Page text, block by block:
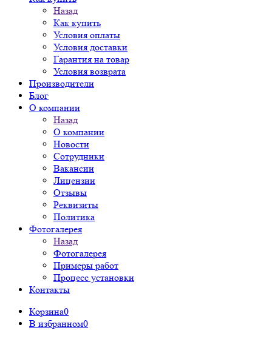
Назад
Как купить
Условия оплаты
Условия доставки
Гарантия на товар
Условия возврата
Производители
Блог
О компании
Назад
О компании
Новости
Сотрудники
Вакансии
Лицензии
Отзывы
Реквизиты
Политика
Фотогалерея
Назад
Фотогалерея
Примеры работ
Процесс установки
Контакты
Корзина0
В избранном0